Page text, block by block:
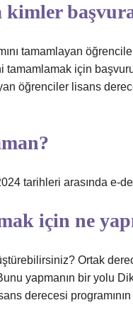
kimler
tamamlayan
için
öğrenciler lisans
tarihleri ​​arasında e-
için ne
Ortak
yapmanın bir yolu
derecesi programının